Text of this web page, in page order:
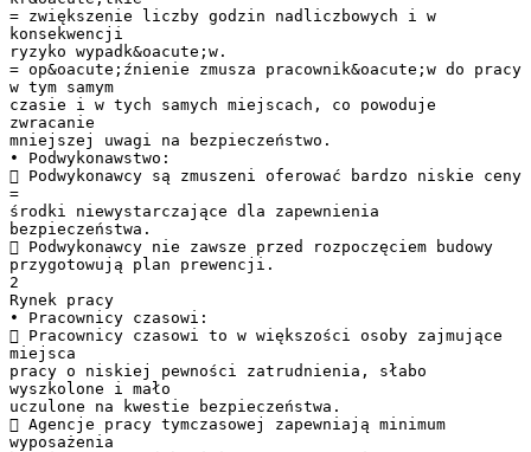
= zwiększenie liczby godzin nadliczbowych i w
konsekwencji
ryzyko wypadk&oacute;w.
= op&oacute;źnienie zmusza pracownik&oacute;w do pracy
w tym samym
czasie i w tych samych miejscach, co powoduje
zwracanie
mniejszej uwagi na bezpieczeństwo.
• Podwykonawstwo:
 Podwykonawcy są zmuszeni oferować bardzo niskie ceny
=
środki niewystarczające dla zapewnienia
bezpieczeństwa.
 Podwykonawcy nie zawsze przed rozpoczęciem budowy
przygotowują plan prewencji.
2
Rynek pracy
• Pracownicy czasowi:
 Pracownicy czasowi to w większości osoby zajmujące
miejsca
pracy o niskiej pewności zatrudnienia, słabo
wyszkolone i mało
uczulone na kwestie bezpieczeństwa.
 Agencje pracy tymczasowej zapewniają minimum
wyposażenia